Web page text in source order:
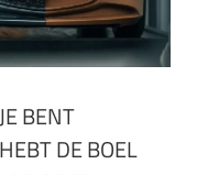
BENT
DE BOEL